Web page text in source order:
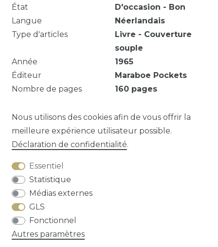
État
D'occasion - Bon
Langue
Néerlandais
Type d'articles
Livre - Couverture
souple
Année
1965
Éditeur
Maraboe Pockets
Nombre de pages
160 pages
Série
Gele reeks 92
Question sur cet article?
Droit de rétractation
confidentialité
Nous utilisons des cookies afin de vous offrir la
meilleure expérience utilisateur possible.
Déclaration de confidentialité.
Essentiel
Statistique
Médias externes
GLS
Fonctionnel
Autres paramètres